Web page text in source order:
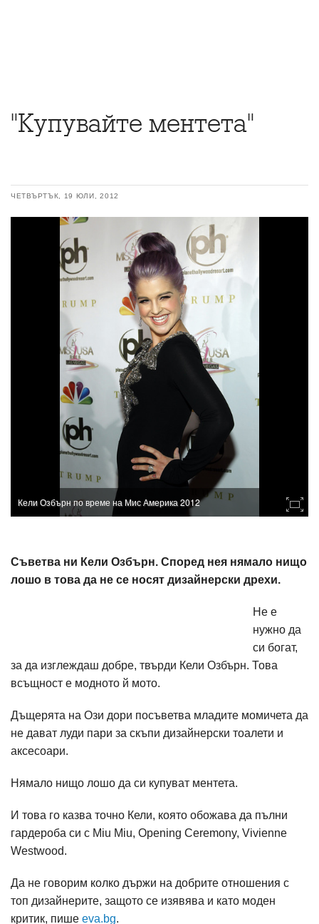
"Купувайте ментета"
ЧЕТВЪРТЪК, 19 ЮЛИ, 2012
Кели Озбърн по време на Мис Америка 2012
Съветва ни Кели Озбърн. Според нея нямало нищо
лошо в това да не се носят дизайнерски дрехи.
Не е
нужно да
си богат,
за да изглеждаш добре, твърди Кели Озбърн. Това
всъщност е модното й мото.
Дъщерята на Ози дори посъветва младите момичета да
не дават луди пари за скъпи дизайнерски тоалети и
аксесоари.
Нямало нищо лошо да си купуват ментета.
И това го казва точно Кели, която обожава да пълни
гардероба си с Miu Miu, Opening Ceremony, Vivienne
Westwood.
Да не говорим колко държи на добрите отношения с
топ дизайнерите, защото се изявява и като моден
критик, пише eva.bg.